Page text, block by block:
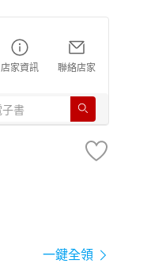
店家資訊 聯絡店家
一鍵全領